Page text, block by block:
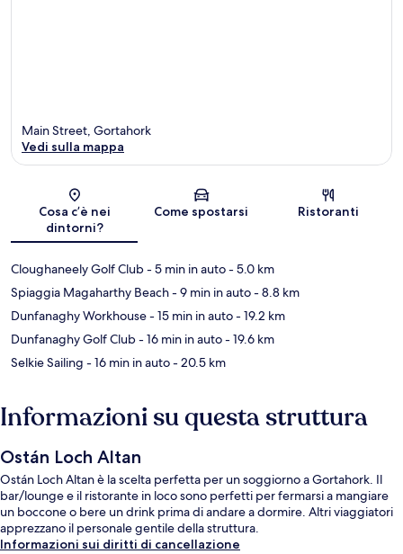
Mappa
Main Street, Gortahork
Vedi sulla mappa
Cosa c’è nei
dintorni?
Come spostarsi Ristoranti
Cloughaneely Golf Club- 5 min in auto- 5.0 km
Spiaggia Magaharthy Beach- 9 min in auto- 8.8 km
Dunfanaghy Workhouse- 15 min in auto- 19.2 km
Dunfanaghy Golf Club- 16 min in auto- 19.6 km
Selkie Sailing - 16 min in auto- 20.5 km
Informazioni su questa struttura
Ostán Loch Altan
Ostán Loch Altan è la scelta perfetta per un soggiorno a Gortahork. Il
bar/lounge e il ristorante in loco sono perfetti per fermarsi a mangiare
un boccone o bere un drink prima di andare a dormire. Altri viaggiatori
apprezzano il personale gentile della struttura.
Informazioni sui diritti di cancellazione